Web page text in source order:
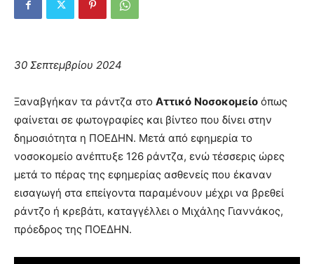
30 Σεπτεμβρίου 2024
Ξαναβγήκαν τα ράντζα στο Αττικό Νοσοκομείο όπως
φαίνεται σε φωτογραφίες και βίντεο που δίνει στην
δημοσιότητα η ΠΟΕΔΗΝ. Μετά από εφημερία το
νοσοκομείο ανέπτυξε 126 ράντζα, ενώ τέσσερις ώρες
μετά το πέρας της εφημερίας ασθενείς που έκαναν
εισαγωγή στα επείγοντα παραμένουν μέχρι να βρεθεί
ράντζο ή κρεβάτι, καταγγέλλει ο Μιχάλης Γιαννάκος,
πρόεδρος της ΠΟΕΔΗΝ.